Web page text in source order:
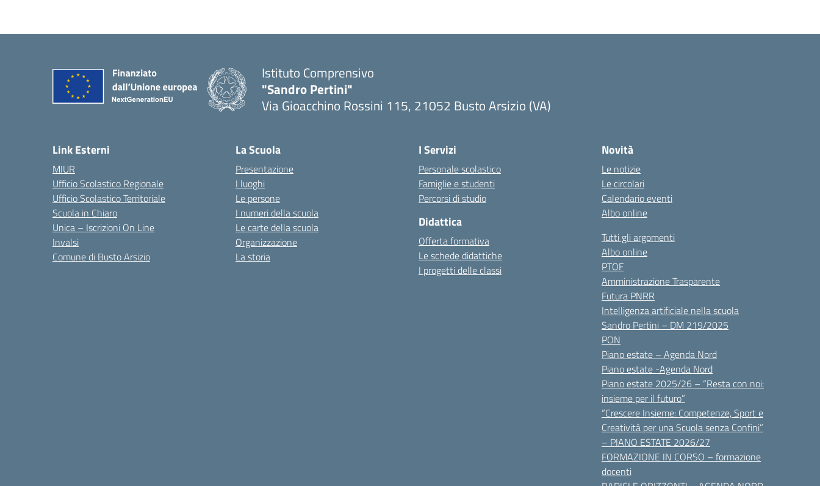
Istituto Comprensivo
"Sandro Pertini"
Via Gioacchino Rossini 115, 21052 Busto Arsizio (VA)
Link Esterni
MIUR
Ufficio Scolastico Regionale
Ufficio Scolastico Territoriale
Scuola in Chiaro
Unica – Iscrizioni On Line
Invalsi
Comune di Busto Arsizio
La Scuola
Presentazione
I luoghi
Le persone
I numeri della scuola
Le carte della scuola
Organizzazione
La storia
I Servizi
Personale scolastico
Famiglie e studenti
Percorsi di studio
Didattica
Offerta formativa
Le schede didattiche
I progetti delle classi
Novità
Le notizie
Le circolari
Calendario eventi
Albo online
Tutti gli argomenti
Albo online
PTOF
Amministrazione Trasparente
Futura PNRR
Intelligenza artificiale nella scuola
Sandro Pertini – DM 219/2025
PON
Piano estate – Agenda Nord
Piano estate -Agenda Nord
Piano estate 2025/26 – “Resta con noi:
insieme per il futuro”
“Crescere Insieme: Competenze, Sport e
Creatività per una Scuola senza Confini”
– PIANO ESTATE 2026/27
FORMAZIONE IN CORSO – formazione
docenti